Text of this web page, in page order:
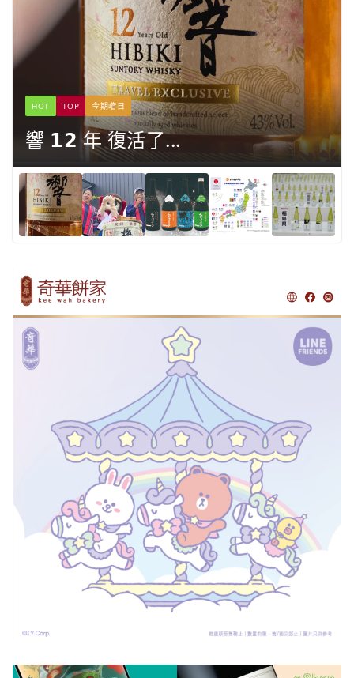
HOT TOP 今期嚐日
響 𝟭𝟮 年 復活了...